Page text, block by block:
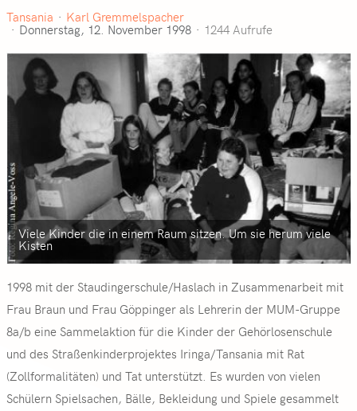
Tansania
Karl Gremmelspacher
Donnerstag, 12. November 1998
1244 Aufrufe
Viele Kinder die in einem Raum sitzen. Um sie herum viele
Kisten
1998 mit der Staudingerschule/Haslach in Zusammenarbeit mit
Frau Braun und Frau Göppinger als Lehrerin der MUM-Gruppe
8a/b eine Sammelaktion für die Kinder der Gehörlosenschule
und des Straßenkinderprojektes Iringa/Tansania mit Rat
(Zollformalitäten) und Tat unterstützt. Es wurden von vielen
Schülern Spielsachen, Bälle, Bekleidung und Spiele gesammelt